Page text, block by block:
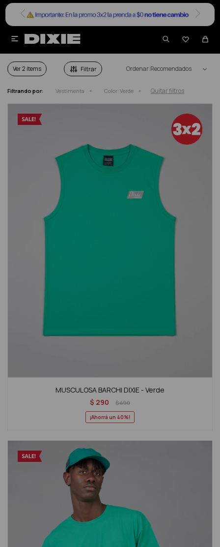


VESTIMENTA EN SALE EN COLOR VERDE
Ver Recomendados
Filtrando por: Vestimenta Color: Verde Quitar filtros
MUSCULOSA BARCHI DIXIE - Verde
$ 290 $490
40